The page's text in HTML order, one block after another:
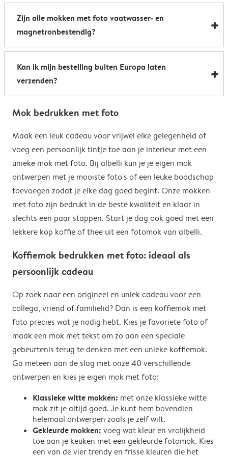
de kantine op het werk te voorzien van stijlvolle
koffiemokken met foto.
Al onze foto mokken hebben de afmetingen 8,2 x 9,5
cm. De inhoud bedraagt 285 ml.
Zijn alle mokken met foto vaatwasser- en
magnetronbestendig?
Bijna allemaal. Onze gepersonaliseerde foto mokken
kunnen zowel in de vaatwasser als in de magnetron.
Heel handig: je kunt er dus uit drinken, je drank
opwarmen en je fotomok na de afwas opnieuw
gebruiken. De enige uitzondering hierop zijn onze
de hand af te wassen om het magische
verrassingseffect zo goed mogelijk te behouden.
Kan ik mijn bestelling buiten Europa laten
verzenden?
afhankelijk van je afleveradres en worden deze tijdens
de verzendkosten voor bestellingen buiten de EU geen
eventuele bijkomende kosten van het land omvatten,
zoals invoerrechten, invoer-btw en douanekosten. Wij
zijn niet verantwoordelijk voor deze kosten. Je kunt
contact opnemen met je lokale douane-autoriteiten
om te zien of er extra kosten moeten worden betaald
voor je bestelling.
Mok bedrukken met foto
Maak een leuk cadeau voor vrijwel elke gelegenheid of
voeg een persoonlijk tintje toe aan je interieur met een
unieke mok met foto. Bij albelli kun je je eigen mok
ontwerpen met je mooiste foto's of een leuke boodschap
toevoegen zodat je elke dag goed begint. Onze mokken
met foto zijn bedrukt in de beste kwaliteit en klaar in
slechts een paar stappen. Start je dag ook goed met een
lekkere kop koffie of thee uit een fotomok van albelli.
Koffiemok bedrukken met foto: ideaal als
persoonlijk cadeau
Op zoek naar een origineel en uniek cadeau voor een
collega, vriend of familielid? Dan is een koffiemok met
foto precies wat je nodig hebt. Kies je favoriete foto of
maak een mok met tekst om zo aan een speciale
gebeurtenis terug te denken met een unieke koffiemok.
Ga meteen aan de slag met onze 40 verschillende
ontwerpen en kies je eigen mok met foto:
Klassieke witte mokken: met onze klassieke witte
mok zit je altijd goed. Je kunt hem bovendien
helemaal ontwerpen zoals je zelf wilt.
Gekleurde mokken: voeg wat kleur en vrolijkheid
toe aan je keuken met een gekleurde fotomok. Kies
een van de vier trendy en frisse kleuren die het